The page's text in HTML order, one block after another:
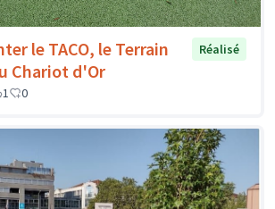
le TACO, le Terrain
Chariot d'Or
Réalisé
1 0